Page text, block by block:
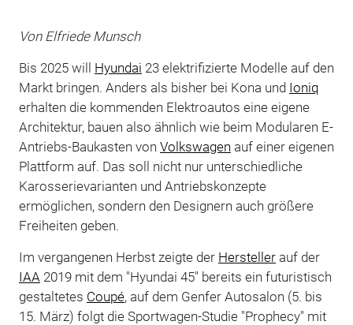
Von Elfriede Munsch
Bis 2025 will Hyundai 23 elektrifizierte Modelle auf den
Markt bringen. Anders als bisher bei Kona und Ioniq
erhalten die kommenden Elektroautos eine eigene
Architektur, bauen also ähnlich wie beim Modularen E-
Antriebs-Baukasten von Volkswagen auf einer eigenen
Plattform auf. Das soll nicht nur unterschiedliche
Karosserievarianten und Antriebskonzepte
ermöglichen, sondern den Designern auch größere
Freiheiten geben.
Im vergangenen Herbst zeigte der Herstellerauf der
IAA 2019 mit dem "Hyundai 45" bereits ein futuristisch
gestaltetes Coupé, auf dem Genfer Autosalon (5. bis
15. März) folgt die Sportwagen-Studie "Prophecy" mit